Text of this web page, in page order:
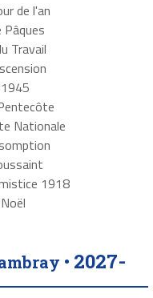
de l'an
Pâques
Travail
Nationale
1918
• 2027-